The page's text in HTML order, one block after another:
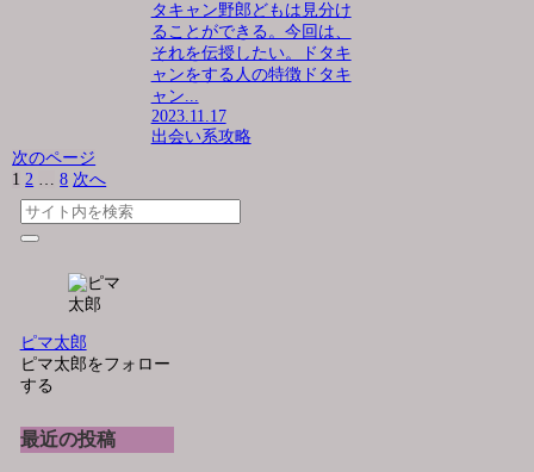
タキャン野郎どもは見分け
ることができる。今回は、
それを伝授したい。ドタキ
ャンをする人の特徴ドタキ
ャン...
2023.11.17
出会い系攻略
次のページ
1 2 … 8 次へ
ピマ太郎
ピマ太郎をフォロー
する
最近の投稿